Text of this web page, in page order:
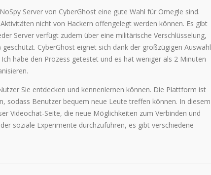
Server von CyberGhost eine gute Wahl für Omegle sind.
nicht von Hackern offengelegt werden können. Es gibt
Server verfügt zudem über eine militärische Verschlüsselung,
CyberGhost eignet sich dank der großzügigen Auswahl
habe den Prozess getestet und es hat weniger als 2 Minuten
Sie entdecken und kennenlernen können. Die Plattform ist
sodass Benutzer bequem neue Leute treffen können. In diesem
Videochat-Seite, die neue Möglichkeiten zum Verbinden und
soziale Experimente durchzuführen, es gibt verschiedene